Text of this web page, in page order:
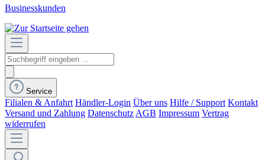
Businesskunden
Service
Filialen & Anfahrt Händler-Login Über uns Hilfe / Support Kontakt
Versand und Zahlung Datenschutz AGB Impressum Vertrag
widerrufen